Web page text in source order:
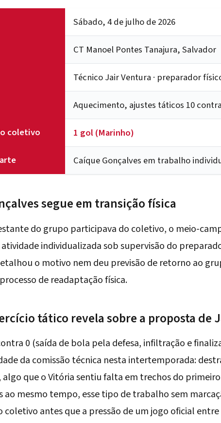
Sábado, 4 de julho de 2026
CT Manoel Pontes Tanajura, Salvador
Técnico Jair Ventura · preparador
Aquecimento, ajustes táticos 10
coletivo 1 gol (Marinho)
Caíque Gonçalves em trabalho
segue em transição física
do grupo participava do coletivo, o meio-
individualizada sob supervisão do
o motivo nem deu previsão de retorno ao
de readaptação física.
tático revela sobre a proposta de
0 (saída de bola pela defesa, infiltração e
da comissão técnica nesta intertemporada:
algo que o Vitória sentiu falta em trechos do
ao mesmo tempo, esse tipo de trabalho sem
antes que a pressão de um jogo oficial entre